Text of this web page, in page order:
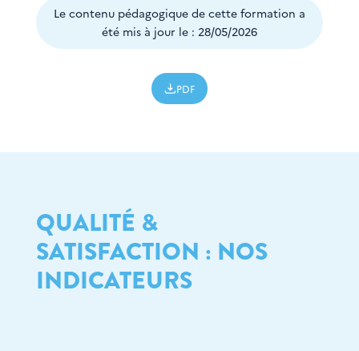
Le contenu pédagogique de cette formation a
été mis à jour le : 28/05/2026
PDF
QUALITÉ &
SATISFACTION : NOS
INDICATEURS